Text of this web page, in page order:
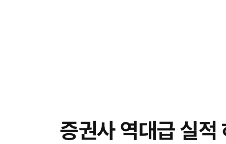
증권사 역대급 실